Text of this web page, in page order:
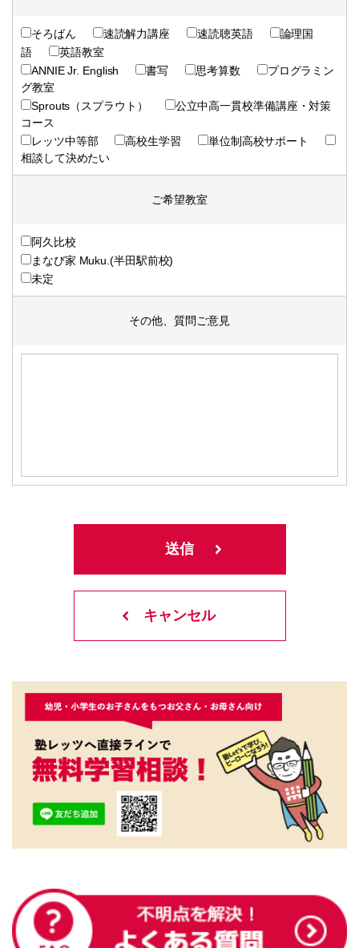
そろばん 速読解力講座 速読聴英語
論理国
語
英語教室
ANNIE Jr. English
書写 思考算数
プログラミン
グ教室
Sprouts（スプラウト）
公立中高一貫校準備講座・対策
コース
レッツ中等部
高校生学習
単位制高校サポート
相談して決めたい
ご希望教室
阿久比校
まなび家 Muku.(半田駅前校)
未定
その他、質問ご意見
キャンセル